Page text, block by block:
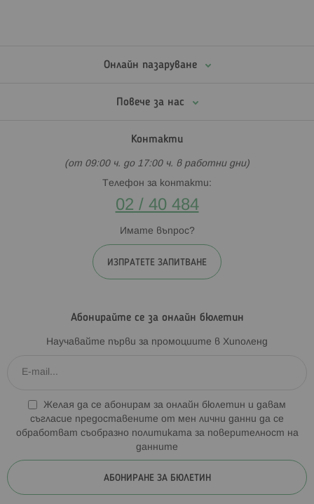
Онлайн пазаруване
Повече за нас
Контакти
(от 09:00 ч. до 17:00 ч. в работни дни)
Телефон за контакти:
02 / 40 484
Имате въпрос?
ИЗПРАТЕТЕ ЗАПИТВАНЕ
Абонирайте се за онлайн бюлетин
Научавайте първи за промоциите в Хиполенд
Желая да се абонирам за онлайн бюлетин и давам
съгласие предоставените от мен лични данни да се
обработват съобразно политиката за поверителност на
данните
АБОНИРАНЕ ЗА БЮЛЕТИН